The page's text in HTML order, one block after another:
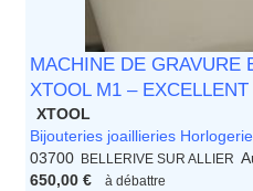
Pays Bas
Pays de la Loire
Picardie
Poitou Charentes
Principauté de Monaco
Provence Alpes Cote d'Azur -
Italie
Rhone Alpes
MACHINE DE GRAVURE
XTOOL M1 – EXCELLENT
XTOOL
Bijouteries joaillieries
03700
BELLERIVE SUR ALLIER
650,00 €
à débattre